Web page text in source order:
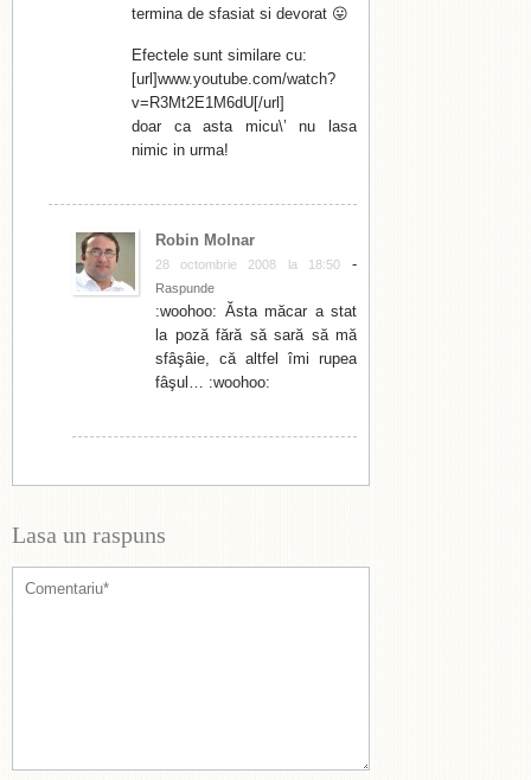
termina de sfasiat si devorat 😛
Efectele sunt similare cu:
[url]www.youtube.com/watch?
v=R3Mt2E1M6dU[/url]
doar ca asta micu\’ nu lasa
nimic in urma!
Robin Molnar
28 octombrie 2008 la 18:50-
Raspunde
:woohoo: Ăsta măcar a stat
la poză fără să sară să mă
sfâşâie, că altfel îmi rupea
fâşul… :woohoo:
Lasa un raspuns